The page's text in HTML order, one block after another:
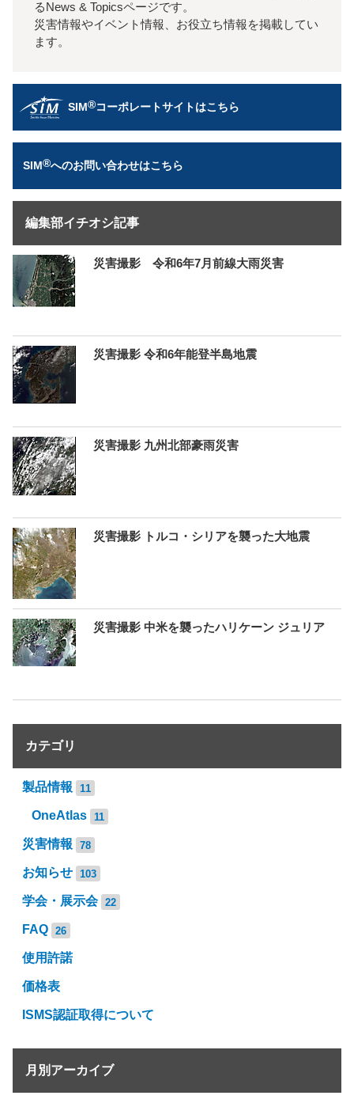
るNews & Topicsページです。
災害情報やイベント情報、お役立ち情報を掲載してい
ます。
SIM®コーポレートサイトはこちら
SIM®へのお問い合わせはこちら
編集部イチオシ記事
災害撮影 令和6年7月前線大雨災害
災害撮影 令和6年能登半島地震
災害撮影 九州北部豪雨災害
災害撮影 トルコ・シリアを襲った大地震
災害撮影 中米を襲ったハリケーン ジュリア
カテゴリ
製品情報 11
OneAtlas 11
災害情報 78
お知らせ 103
学会・展示会 22
FAQ 26
使用許諾
価格表
ISMS認証取得について
月別アーカイブ